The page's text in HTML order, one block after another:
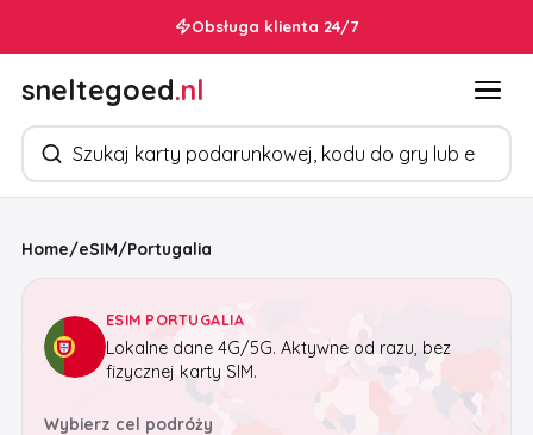
Obsługa klienta 24/7
sneltegoed.nl
Szukaj produktów
Home/eSIM/Portugalia
ESIM PORTUGALIA
Lokalne dane 4G/5G. Aktywne od razu, bez
fizycznej karty SIM.
Wybierz cel podróży